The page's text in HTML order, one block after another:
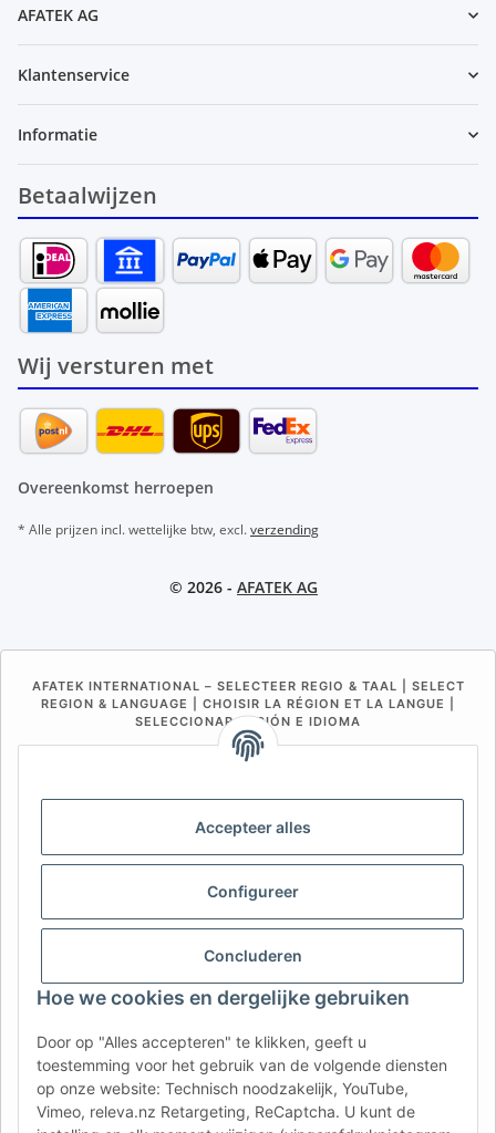
Accepteer alles
Configureer
Concluderen
Hoe we cookies en dergelijke gebruiken
Door op "Alles accepteren" te klikken, geeft u
toestemming voor het gebruik van de volgende diensten
op onze website: Technisch noodzakelijk, YouTube,
Vimeo, releva.nz Retargeting, ReCaptcha. U kunt de
AFATEK AG
Klantenservice
Informatie
Betaalwijzen
Wij versturen met
Overeenkomst herroepen
* Alle prijzen incl. wettelijke btw, excl.verzending
© 2026 - AFATEK AG
AFATEK INTERNATIONAL – SELECTEER REGIO & TAAL | SELECT
REGION & LANGUAGE | CHOISIR LA RÉGION ET LA LANGUE |
SELECCIONAR REGIÓN E IDIOMA
CH (IT) BE (NL) BE (FR) NL
USA
SE FI CZ HU SK
RO HR
AFATEK Nederland| Uw specialist in aanhangeronderdelen
en onderdelen voor bedrijfsvoertuigen
Technisch advies:moc.ketafa@ofni| BTW (DE):
DE354251646